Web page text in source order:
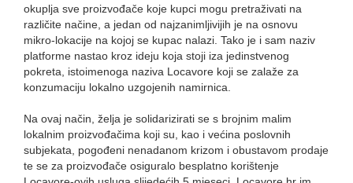
okuplja sve proizvođače koje kupci mogu pretraživati na
različite načine, a jedan od najzanimljivijih je na osnovu
mikro-lokacije na kojoj se kupac nalazi. Tako je i sam naziv
platforme nastao kroz ideju koja stoji iza jedinstvenog
pokreta, istoimenoga naziva Locavore koji se zalaže za
konzumaciju lokalno uzgojenih namirnica.
Na ovaj način, želja je solidarizirati se s brojnim malim
lokalnim proizvođačima koji su, kao i većina poslovnih
subjekata, pogođeni nenadanom krizom i obustavom prodaje
te se za proizvođače osiguralo besplatno korištenje